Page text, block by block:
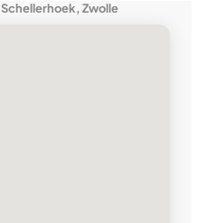
Schellerhoek, Zwolle